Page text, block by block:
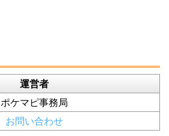
運営者
ポケマピ事務局
お問い合わせ